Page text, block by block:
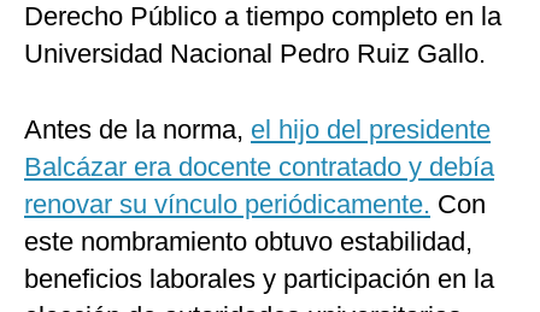
Derecho Público a tiempo completo en la
Universidad Nacional Pedro Ruiz Gallo.
Antes de la norma, el hijo del presidente
Balcázar era docente contratado y debía
renovar su vínculo periódicamente. Con
este nombramiento obtuvo estabilidad,
beneficios laborales y participación en la